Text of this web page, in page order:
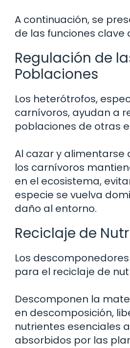
A continuación, se
de las funciones clave
Regulación de
Poblaciones
Los heterótrofos,
carnívoros, ayudan a
poblaciones de otras
Al cazar y alimentarse
los carnívoros
en el ecosistema,
especie se vuelva
daño al entorno.
Reciclaje de
Los
para el reciclaje de
Descomponen la
en descomposición,
nutrientes esenciales
absorbidos por las